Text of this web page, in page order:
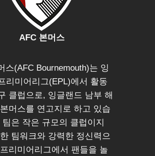
AFC 본머스
스(AFC Bournemouth)는 잉
리미어리그(EPL)에서 활동
클럽으로, 잉글랜드 남부 해
머스를 연고지로 하고 있습
은 작은 규모의 클럽이지
팀워크와 강력한 정신력으
리미어리그에서 팬들을 놀